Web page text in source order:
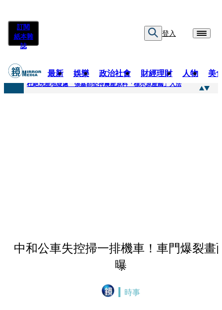
訂閱
紙本雜
誌
登入
最新 娛樂 政治社會 財經理財 人物 美
快訊
杜絕洗產地疑慮 張嘉郡堅持農產原料「標示原產國」入法
中和公車失控掃一排機車！車門爆裂畫
曝
時事